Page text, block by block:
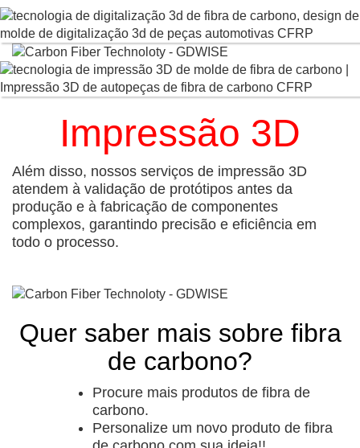
Impressão 3D
Além disso, nossos serviços de impressão 3D
atendem à validação de protótipos antes da
produção e à fabricação de componentes
complexos, garantindo precisão e eficiência em
todo o processo.
Quer saber mais sobre fibra
de carbono?
Procure mais produtos de fibra de
carbono.
Personalize um novo produto de fibra